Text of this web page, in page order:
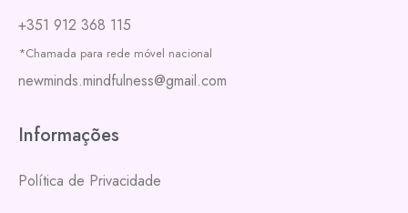
+351 912 368 115
*Chamada para rede móvel nacional
newminds.mindfulness@gmail.com
Informações
Política de Privacidade